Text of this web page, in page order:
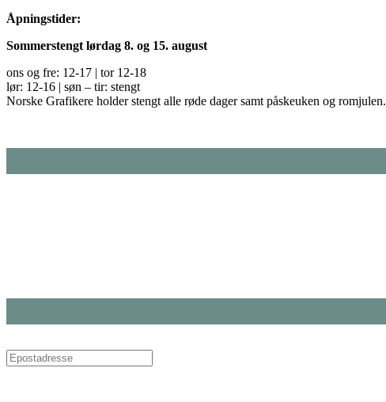
Åpningstider:
Sommerstengt lørdag 8. og 15. august
ons og fre: 12-17 | tor 12-18
lør: 12-16 | søn – tir: stengt
Norske Grafikere holder stengt alle røde dager samt påskeuken og romjulen.